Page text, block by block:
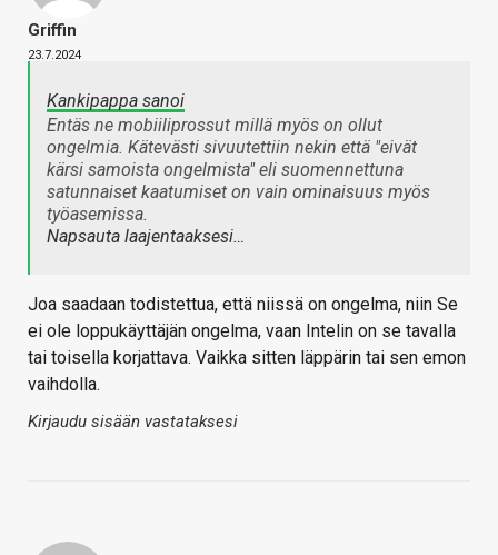
Griffin
23.7.2024
Kankipappa sanoi
Entäs ne mobiiliprossut millä myös on ollut
ongelmia. Kätevästi sivuutettiin nekin että "eivät
kärsi samoista ongelmista" eli suomennettuna
satunnaiset kaatumiset on vain ominaisuus myös
työasemissa.
Napsauta laajentaaksesi…
Joa saadaan todistettua, että niissä on ongelma, niin Se
ei ole loppukäyttäjän ongelma, vaan Intelin on se tavalla
tai toisella korjattava. Vaikka sitten läppärin tai sen emon
vaihdolla.
Kirjaudu sisään vastataksesi